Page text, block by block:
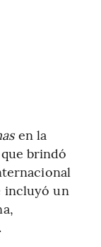
en la
brindó
incluyó un